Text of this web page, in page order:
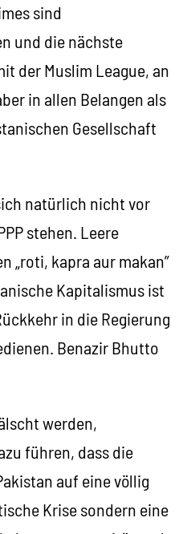
sind
und die nächste
der Muslim League, an
in allen Belangen als
Gesellschaft
natürlich nicht vor
stehen. Leere
„roti, kapra aur makan”
Kapitalismus ist
in die Regierung
Benazir Bhutto
werden,
führen, dass die
auf eine völlig
Krise sondern eine